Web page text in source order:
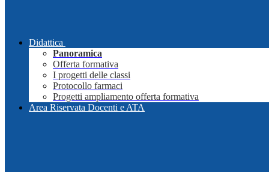
Didattica
Panoramica
Offerta formativa
I progetti delle classi
Protocollo farmaci
Progetti ampliamento offerta formativa
Area Riservata Docenti e ATA